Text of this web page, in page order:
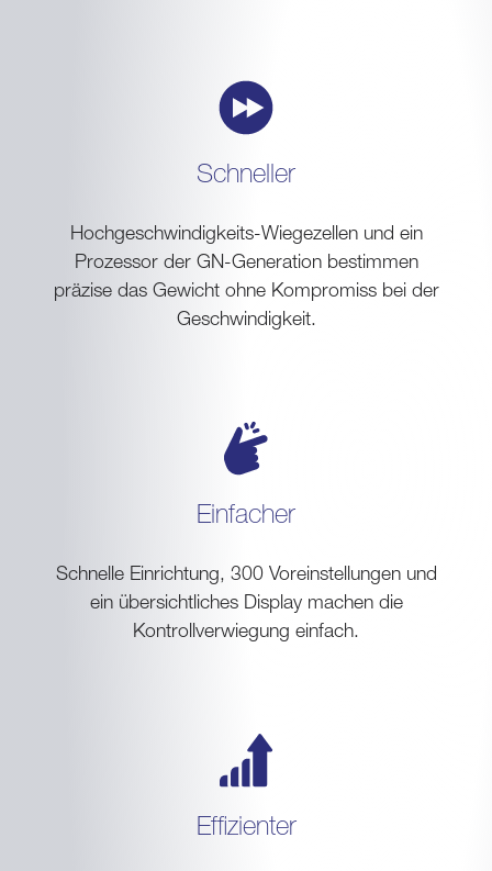
Schneller
Hochgeschwindigkeits-Wiegezellen und ein
Prozessor der GN-Generation bestimmen
präzise das Gewicht ohne Kompromiss bei der
Geschwindigkeit.
Einfacher
Schnelle Einrichtung, 300 Voreinstellungen und
ein übersichtliches Display machen die
Kontrollverwiegung einfach.
Effizienter